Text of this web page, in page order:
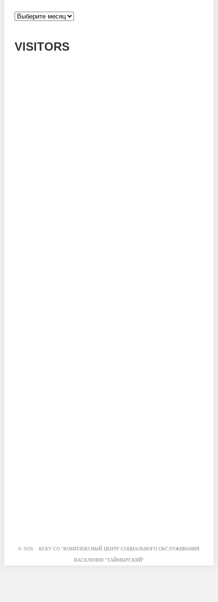
Архивы
VISITORS
© 2026 КГБУ СО "КОМПЛЕКСНЫЙ ЦЕНТР СОЦИАЛЬНОГО ОБСЛУЖИВАНИЯ
НАСЕЛЕНИЯ "ТАЙМЫРСКИЙ"